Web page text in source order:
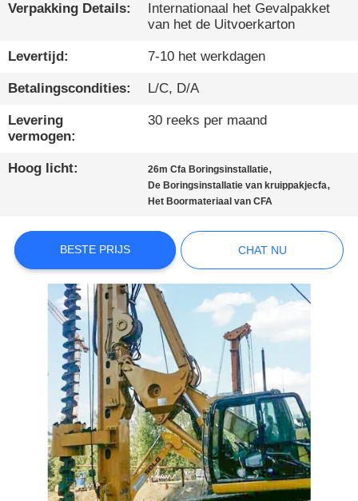
KWALITEITSCONTROLE
CONTACTEER
CHAT
COMPANY
NEWS
SITEMAP
PRIVACYBELEID
Verpakking Details:
Internationaal het Gevalpakket
van het de Uitvoerkarton
Levertijd: 7-10 het werkdagen
Betalingscondities: L/C, D/A
Levering
vermogen:
30 reeks per maand
Hoog licht: 26m Cfa Boringsinstallatie,
De Boringsinstallatie van kruippakjecfa,
Het Boormateriaal van CFA
BESTE PRIJS CHAT NU